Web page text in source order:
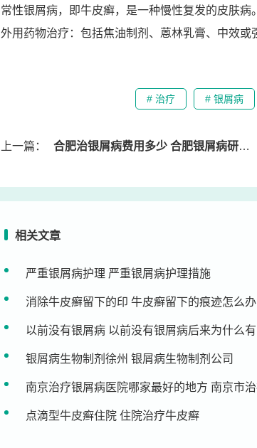
常性银屑病，即牛皮癣，是一种慢性复发的皮肤病
外用药物治疗：包括焦油制剂、蒽林乳膏、中效或
# 治疗 # 银屑病
上一篇： 合肥治银屑病费用多少 合肥银屑病研究院
相关文章
严重银屑病护理 严重银屑病护理措施
消除牛皮癣留下的印 牛皮癣留下的痕迹怎么办
以前没有银屑病 以前没有银屑病后来为什么有
银屑病生物制剂徐州 银屑病生物制剂公司
南京治疗银屑病医院哪家最好的地方 南京市
点滴型牛皮癣住院 住院治疗牛皮癣